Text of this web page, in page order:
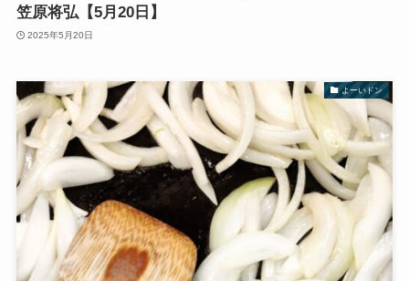
笠原将弘【5月20日】
2025年5月20日
よーいドン